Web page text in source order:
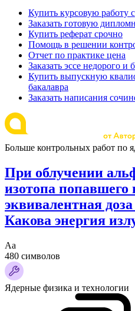
Купить курсовую работу
Заказать готовую
Купить реферат срочно
Помощь в решении
Отчет по практике цена
Заказать эссе недорого и
Купить выпускную
бакалавра
Заказать написания
Больше контрольных работ по
При облучении
изотопа попавшего
эквивалентная
Какова энергия
Аа
480 символов
Ядерные физика и технологии